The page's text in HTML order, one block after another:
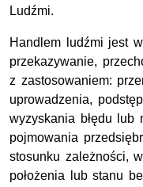
Ludźmi.
Handlem ludźmi jest
przekazywanie,
z zastosowaniem:
uprowadzenia,
wyzyskania błędu lub
pojmowania
stosunku zależności,
położenia lub stanu